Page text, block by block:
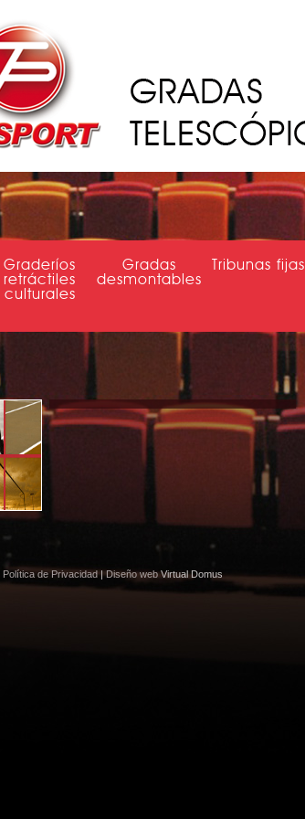
Graderíos
retráctiles
culturales
Gradas
desmontables
Tribunas fijas
Política de Privacidad|Diseño webVirtual Domus